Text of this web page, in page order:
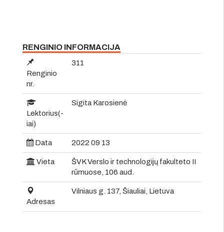
RENGINIO INFORMACIJA
Renginio
nr.
311
Lektorius(-
iai)
Sigita Karosienė
Data 2022 09 13
Vieta
ŠVK Verslo ir technologijų fakulteto II
rūmuose, 106 aud.
Adresas
Vilniaus g. 137, Šiauliai, Lietuva